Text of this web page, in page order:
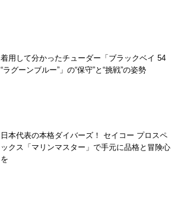
着用して分かったチューダー「ブラックベイ 54
“ラグーンブルー”」の“保守”と“挑戦”の姿勢
日本代表の本格ダイバーズ！ セイコー プロスペ
ックス「マリンマスター」で手元に品格と冒険心
を